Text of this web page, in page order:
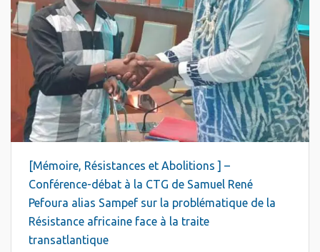
[Mémoire, Résistances et Abolitions ] –
Conférence-débat à la CTG de Samuel René
Pefoura alias Sampef sur la problématique de la
Résistance africaine face à la traite
transatlantique